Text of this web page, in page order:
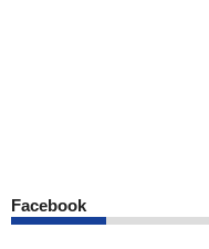
Facebook